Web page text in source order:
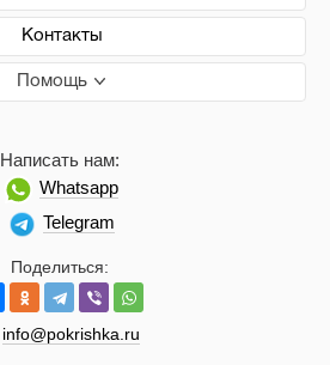
Контакты
Помощь
Поделиться:
info@pokrishka.ru
Написать нам:
Whatsapp
Telegram